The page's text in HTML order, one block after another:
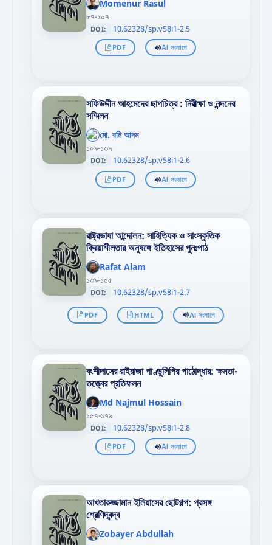
};"
>
Momenur Rasul
৮৭-১০৭
DOI: 10.62328/sp.v58i1-2.5
PDF AI সংলাপে
সফিউদ্দীন আহমেদের ছাপচিত্র : নিরীক্ষা ও নন্দনের
সম্মিলন
';
};"
>
মো. বনি আদম
১০৯-১৩৭
DOI: 10.62328/sp.v58i1-2.6
PDF AI সংলাপে
রাষ্ট্রভাষা আন্দোলন: সাহিত্যিক ও সাংস্কৃতিক
ক্রিয়াশীলতার অনুষঙ্গে ইতিহাসের পুনঃপাঠ
';
};"
>
Rafat Alam
১৩৯-১৫৫
DOI: 10.62328/sp.v58i1-2.7
PDF HTML AI সংলাপে
বংশীদাসের রাইরাজা পাণ্ডুলিপির পাঠোদ্ধার: ক্ষমতা-
তত্ত্বের প্রতিফলন
';
};"
>
Md Najmul Hossain
১৫৭-১৭৯
DOI: 10.62328/sp.v58i1-2.8
PDF AI সংলাপে
আখতারুজ্জামান ইলিয়াসের ছোটগল্প: প্রসঙ্গ
শ্রেণিদ্বন্দ্ব
';
};"Zobayer Abdullah